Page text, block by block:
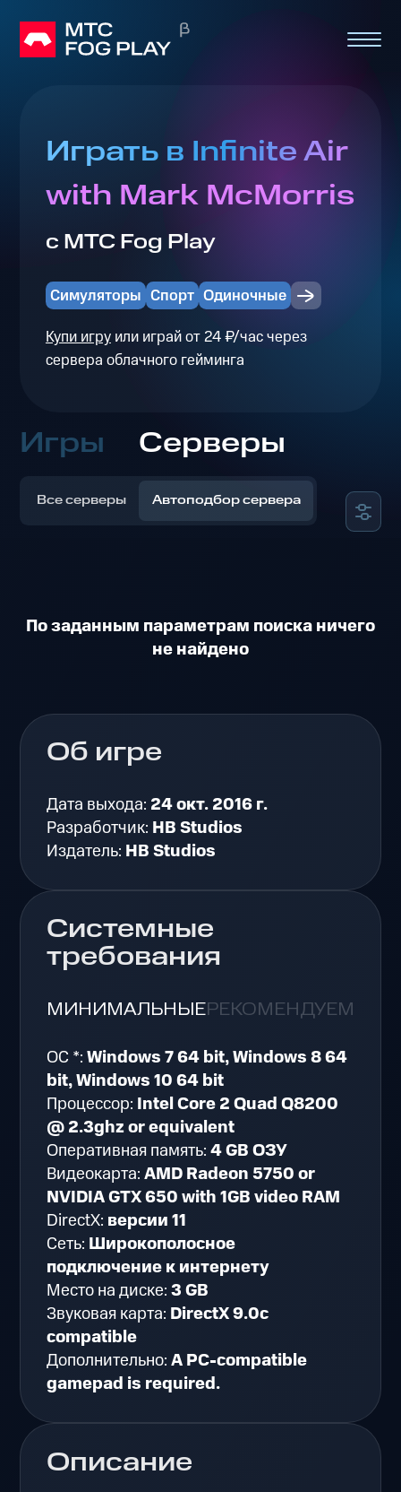
Играть в Infinite Air
with Mark McMorris
с МТС Fog Play
Симуляторы Спорт Одиночные
Купи игруили играй от 24 ₽/час через
сервера облачного гейминга
Игры Серверы
Все серверы Автоподбор сервера
По заданным параметрам поиска ничего
не найдено
Описание
Об игре
Дата выхода: 24 окт. 2016 г.
Разработчик: HB Studios
Издатель: HB Studios
Системные
требования
МИНИМАЛЬНЫЕРЕКОМЕНДУЕМЫЕ
ОС *:Windows 7 64 bit, Windows 8 64
bit, Windows 10 64 bit
Процессор: Intel Core 2 Quad Q8200
@ 2.3ghz or equivalent
Оперативная память:4 GB ОЗУ
Видеокарта:AMD Radeon 5750 or
NVIDIA GTX 650 with 1GB video RAM
DirectX: версии 11
Сеть: Широкополосное
подключение к интернету
Место на диске:3 GB
Звуковая карта: DirectX 9.0c
compatible
Дополнительно:A PC-compatible
gamepad is required.